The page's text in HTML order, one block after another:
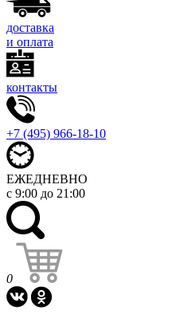
доставка
и оплата
контакты
+7 (495) 966-18-10
ЕЖЕДНЕВНО
с 9:00 до 21:00
0